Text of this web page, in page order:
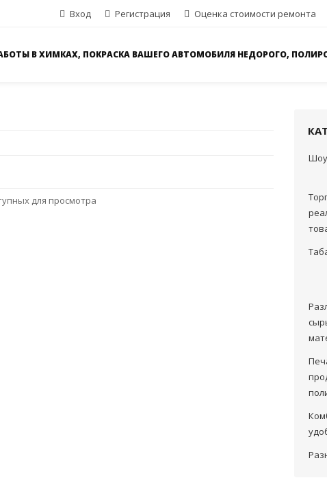
Вход Регистрация Оценка стоимости ремонта
В ХИМКАХ, ПОКРАСКА ВАШЕГО АВТОМОБИЛЯ НЕДОРОГО,
для просмотра